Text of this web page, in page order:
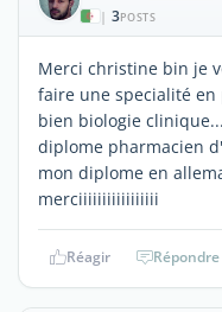
| 3POSTS
Merci christine bin je
faire une specialité
bien biologie
diplome pharmacien
mon diplome en
merciiiiiiiiiiiiiiiii
Réagir Répondre